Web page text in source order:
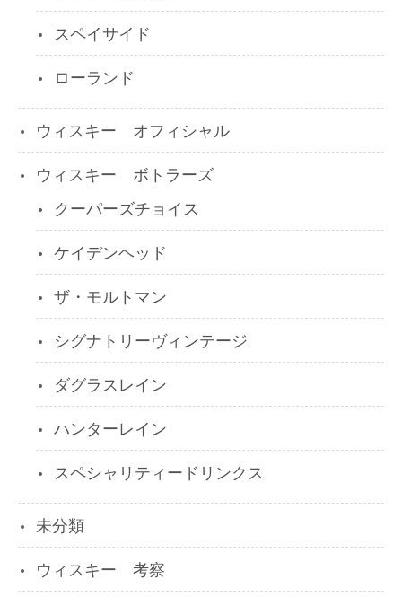
スペイサイド
ローランド
ウィスキー オフィシャル
ウィスキー ボトラーズ
クーパーズチョイス
ケイデンヘッド
ザ・モルトマン
シグナトリーヴィンテージ
ダグラスレイン
ハンターレイン
スペシャリティードリンクス
未分類
ウィスキー 考察